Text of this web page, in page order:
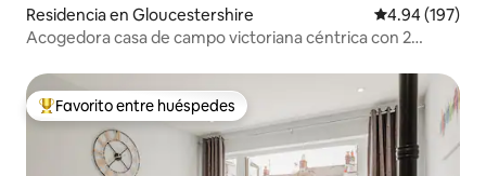
Residencia en Gloucestershire Calificación
4.94 (197)
Acogedora casa de campo victoriana céntrica con 2
De los mejores en Favorito entre huéspedes
Favorito entre huéspedes